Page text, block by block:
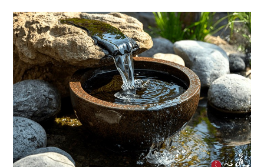
學習分享